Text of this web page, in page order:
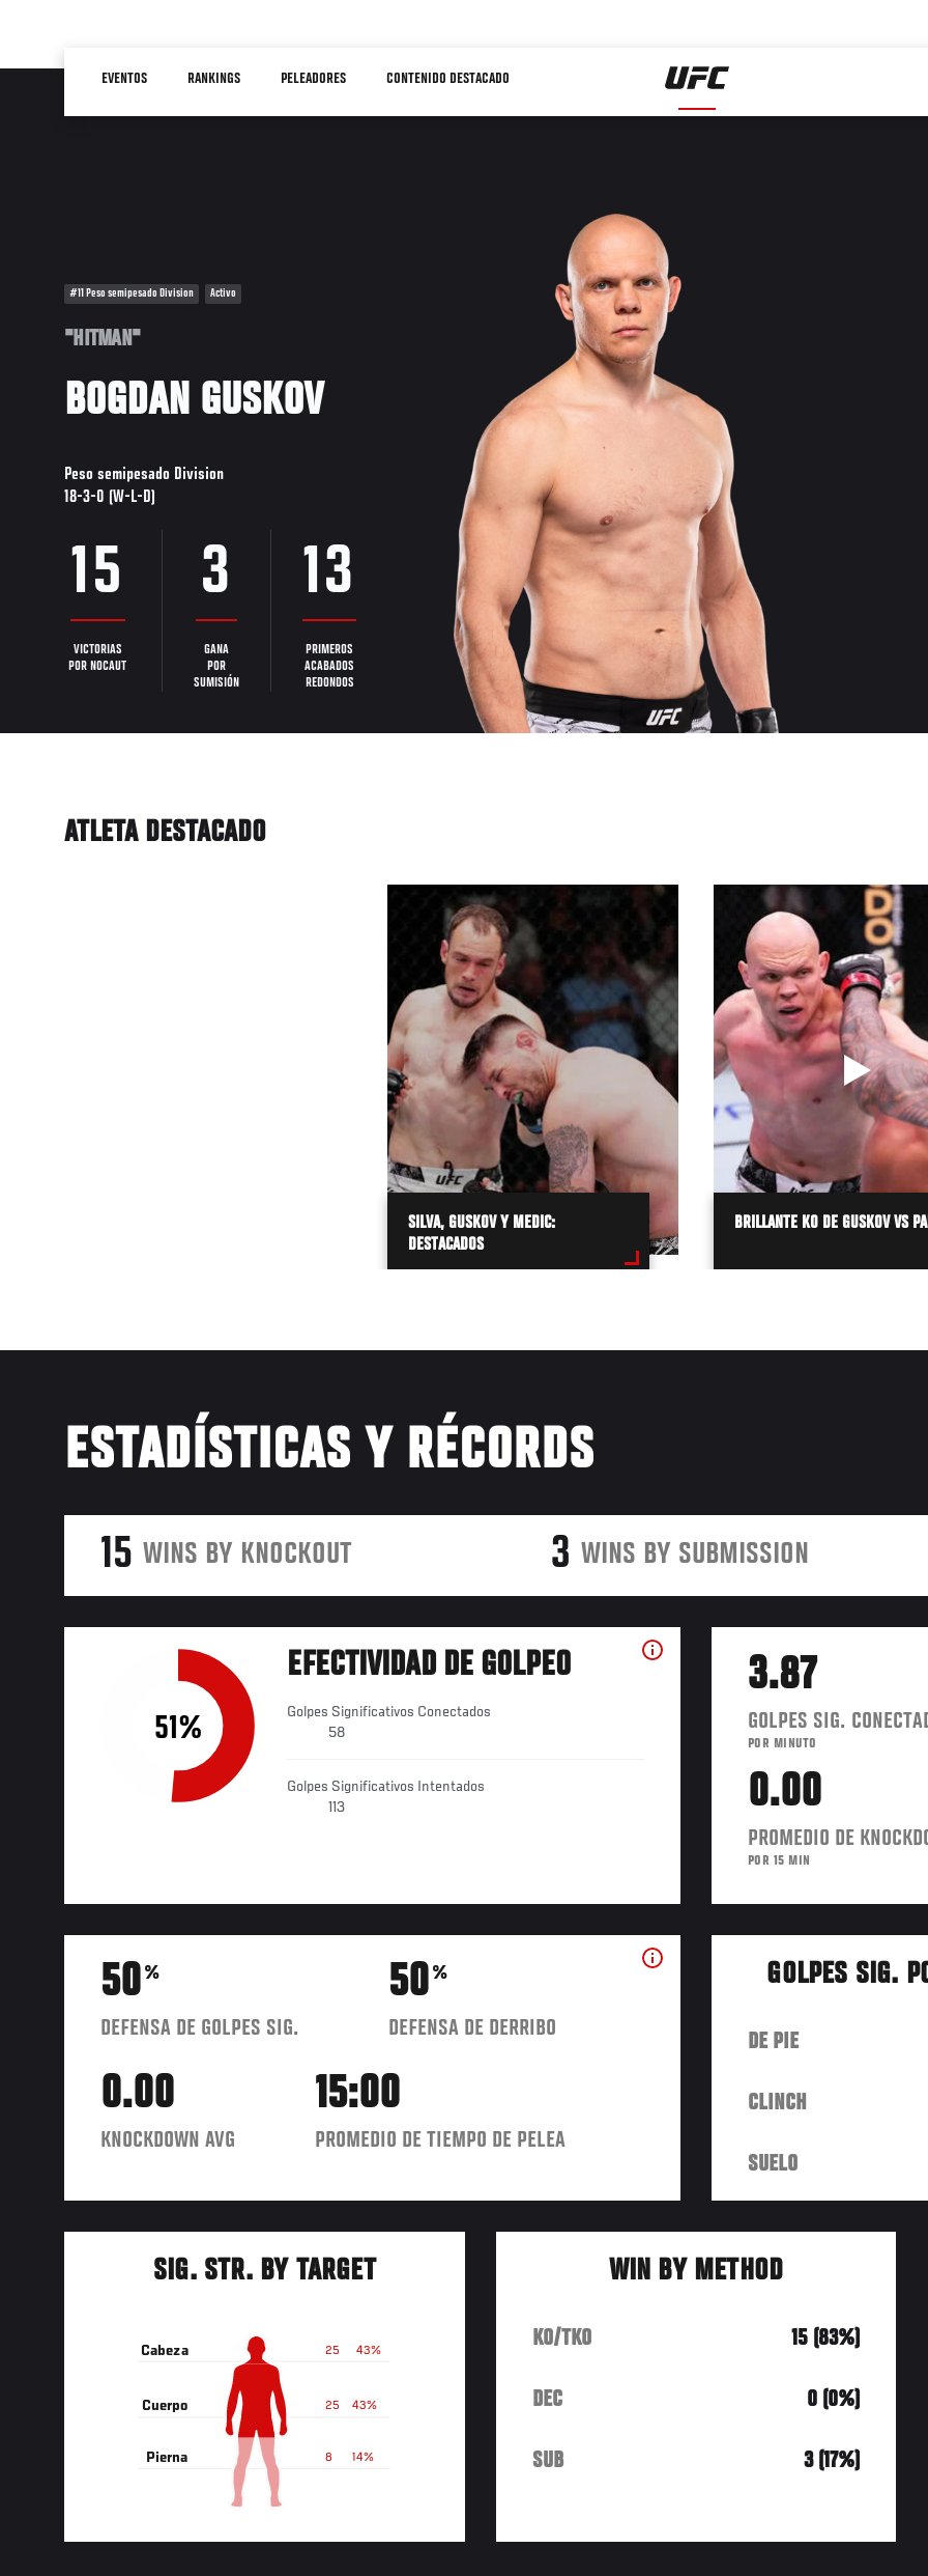
navigation
EVENTOS RANKINGS PELEADORES CONTENIDO DESTACADO
#11 Peso semipesado Division Activo
"HITMAN"
BOGDAN GUSKOV
Peso semipesado Division
18-3-0 (W-L-D)
15
VICTORIAS
POR NOCAUT
3
GANA
POR
SUMISIÓN
13
PRIMEROS
ACABADOS
REDONDOS
ATLETA DESTACADO
SILVA, GUSKOV Y MEDIC:
DESTACADOS
BRILLANTE KO DE GUSKOV VS
ESTADÍSTICAS Y RÉCORDS
15 WINS BY KNOCKOUT 3 WINS BY SUBMISSION
51%
EFECTIVIDAD DE GOLPEO
Golpes Significativos Conectados
58
Golpes Significativos Intentados
113
3.87
GOLPES SIG.
POR MINUTO
0.00
PROMEDIO DE
POR 15 MIN
50%
DEFENSA DE GOLPES SIG.
50 %
DEFENSA DE DERRIBO
0.00
KNOCKDOWN AVG
15:00
PROMEDIO DE TIEMPO DE PELEA
GOLPES SIG.
DE PIE
CLINCH
SUELO
SIG. STR. BY TARGET
43%
25
Cabeza
43%
25
Cuerpo
14%
8
Pierna
WIN BY METHOD
KO/TKO 15 (83%)
DEC 0 (0%)
SUB 3 (17%)